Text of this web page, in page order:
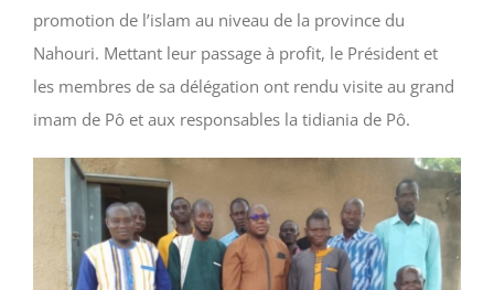
promotion de l’islam au niveau de la province du
Nahouri. Mettant leur passage à profit, le Président et
les membres de sa délégation ont rendu visite au grand
imam de Pô et aux responsables la tidiania de Pô.